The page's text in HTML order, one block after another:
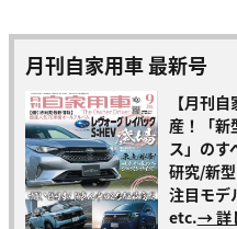
月刊自家用車 最新号
【月刊
産！「新
ス」のす
研究/新
注目モデ
etc.→ 詳